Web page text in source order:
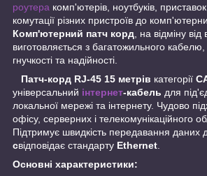
роутера комп'ютерів, ноутбуків,
комутації різних пристроїв до
Комп'ютерний патч корд , на відміну від
виготовляється з багатожильного
гнучкості та надійності.
Патч-корд RJ-45 15 метрів категорії
універсальний інтернет-кабель для
локальної мережі та інтернету. Чудово
офісу, серверних і телекомунікаційного
Підтримує швидкість передавання даних
свідповідає стандарту Ethernet
Основні характеристики: